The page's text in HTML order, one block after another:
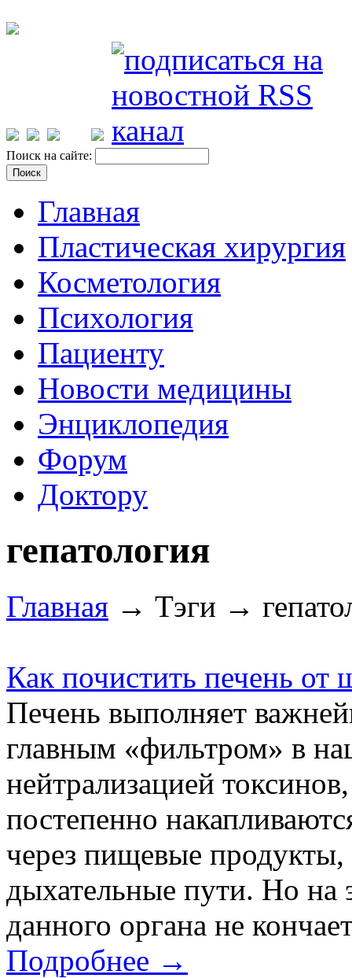
Поиск на сайте:
Главная
Пластическая хирургия
Косметология
Психология
Пациенту
Новости медицины
Энциклопедия
Форум
Доктору
гепатология
Главная → Тэги →
Как почистить печень от
Печень выполняет
главным «фильтром» в
нейтрализацией
постепенно
через пищевые
дыхательные пути. Но на
данного органа не
Подробнее →